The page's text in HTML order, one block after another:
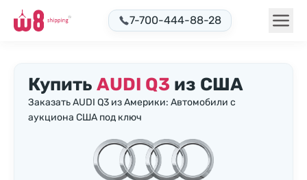
7-700-444-88-28
Купить AUDI Q3 из США
Заказать AUDI Q3 из Америки: Автомобили с
аукциона США под ключ